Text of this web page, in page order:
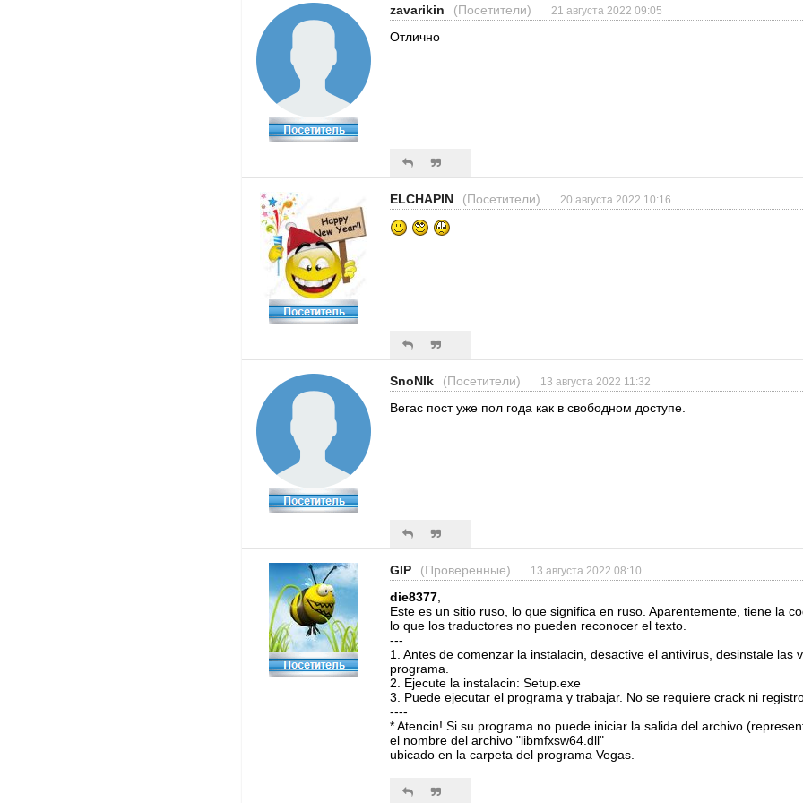
zavarikin (Посетители) 21 августа 2022 09:05
Отлично
ELCHAPIN (Посетители) 20 августа 2022 10:16
SnoNIk (Посетители) 13 августа 2022 11:32
Вегас пост уже пол года как в свободном доступе.
GIP (Проверенные) 13 августа 2022 08:10
die8377
Este es un sitio ruso, lo que significa en ruso. Aparentemente, tiene la
lo que los traductores no pueden reconocer el texto.
---
1. Antes de comenzar la instalacin, desactive el antivirus, desinstale las
programa.
2. Ejecute la instalacin: Setup.exe
3. Puede ejecutar el programa y trabajar. No se requiere crack ni
----
* Atencin! Si su programa no puede iniciar la salida del archivo
el nombre del archivo "libmfxsw64.dll"
ubicado en la carpeta del programa Vegas.